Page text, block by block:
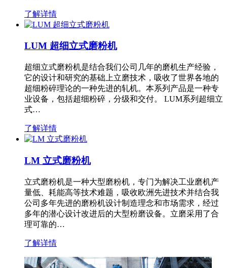
了解详情
LUM 超细立式磨粉机
超细立式磨粉机是结合我们公司几年的磨机生产经验，
它的设计和研究的基础上立磨技术，吸收了世界各地的
超细粉碎理论的一种先进的轧机。本系列产品是一种专
业设备，包括超细粉碎，分级和交付。 LUM系列超细立
式…
了解详情
LM 立式磨粉机
立式磨粉机是一种大型磨粉机，专门为解决工业磨机产
量低、耗能高等技术难题，吸收欧洲先进技术并结合我
公司多年先进的磨粉机设计制造理念和市场需求，经过
多年的潜心设计改进后的大型粉磨设备。立磨采用了合
理可靠的…
了解详情